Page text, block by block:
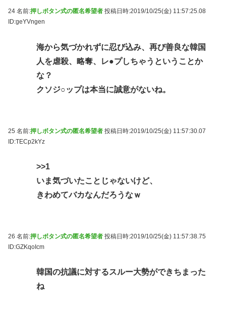
24 名前:押しボタン式の匿名希望者 投稿日時:2019/10/25(金) 11:57:25.08
ID:geYVngen
海から気づかれずに忍び込み、再び善良な韓国
人を虐殺、略奪、レ●プしちゃうということか
な？
クソジ○ップは本当に誠意がないね。
25 名前:押しボタン式の匿名希望者 投稿日時:2019/10/25(金) 11:57:30.07
ID:TECp2kYz
>>1
いま気づいたことじゃないけど、
きわめてバカなんだろうなｗ
26 名前:押しボタン式の匿名希望者 投稿日時:2019/10/25(金) 11:57:38.75
ID:GZKqoIcm
韓国の抗議に対するスルー大勢ができちまった
ね